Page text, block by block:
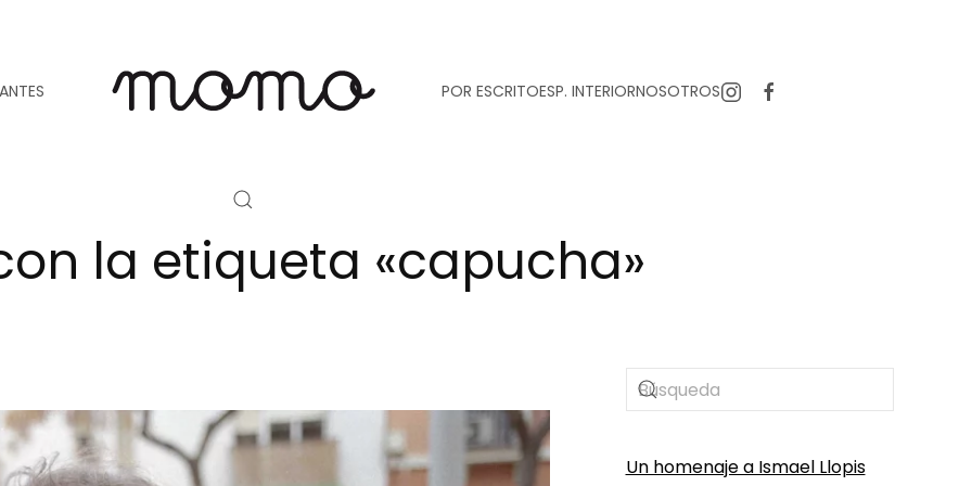
POR ESCRITOESP. INTERIORNOSOTROS
la etiqueta «capucha»
Un homenaje a Ismael Llopis